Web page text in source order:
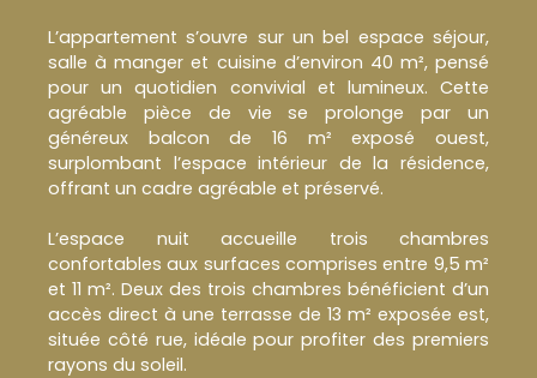
L’appartement s’ouvre sur un bel espace séjour,
salle à manger et cuisine d’environ 40 m², pensé
pour un quotidien convivial et lumineux. Cette
agréable pièce de vie se prolonge par un
généreux balcon de 16 m² exposé ouest,
surplombant l’espace intérieur de la résidence,
offrant un cadre agréable et préservé.
L’espace nuit accueille trois chambres
confortables aux surfaces comprises entre 9,5 m²
et 11 m². Deux des trois chambres bénéficient d’un
accès direct à une terrasse de 13 m² exposée est,
située côté rue, idéale pour profiter des premiers
rayons du soleil.